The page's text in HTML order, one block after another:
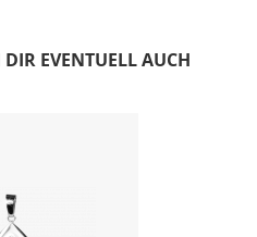
EVENTUELL AUCH